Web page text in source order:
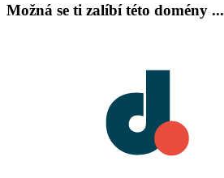
Možná se ti zalíbí této domény ...